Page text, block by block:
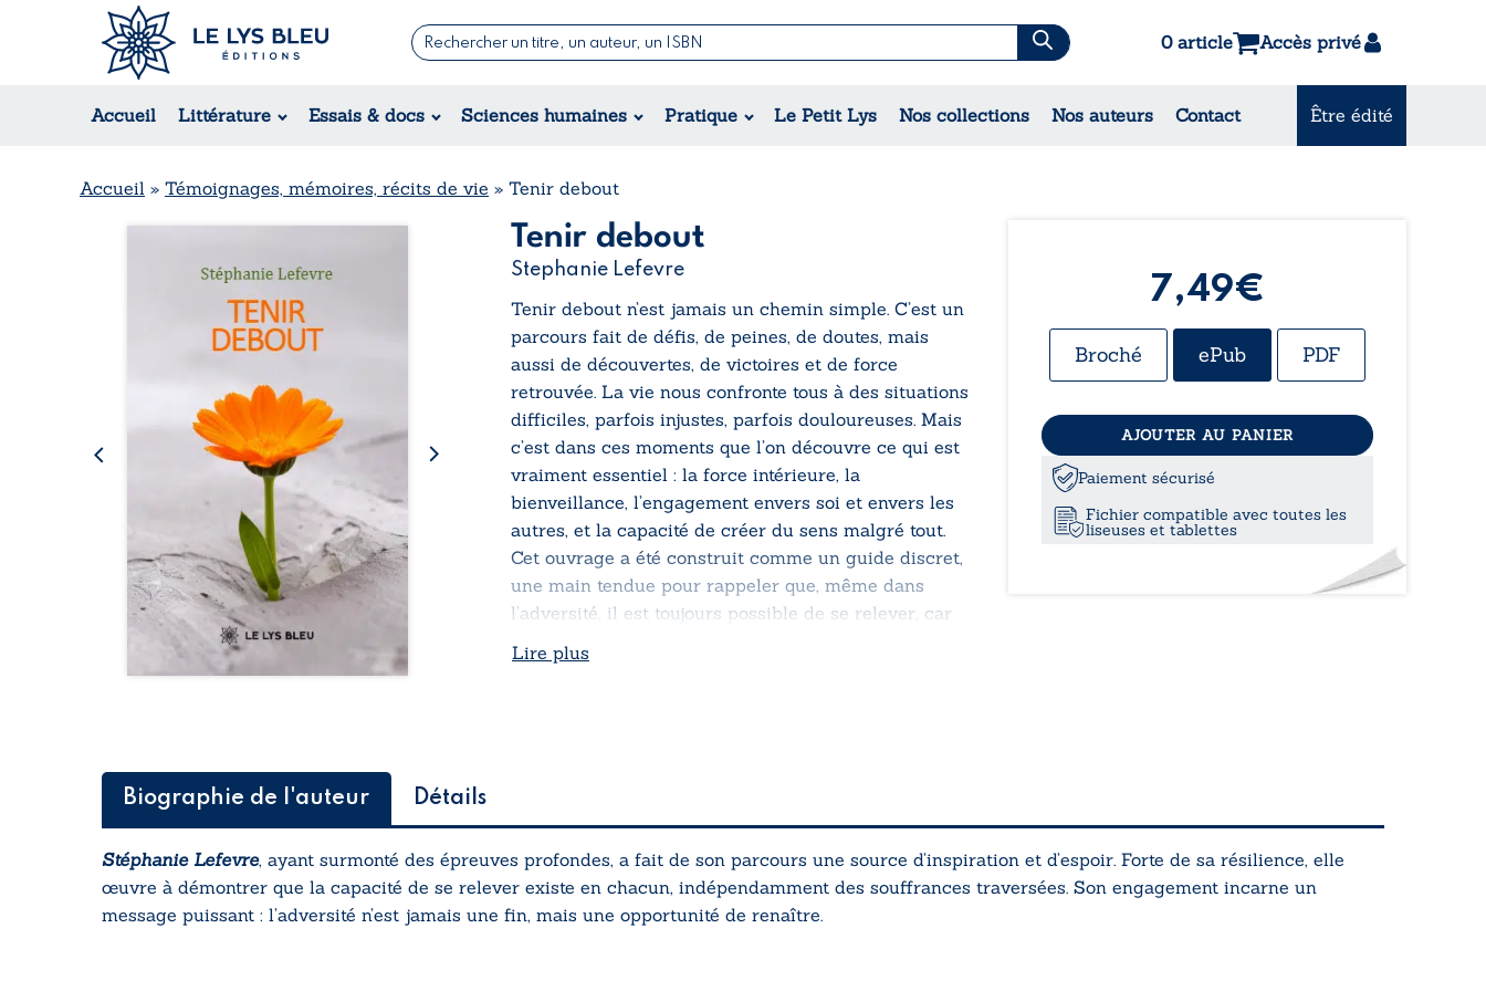
0 article Accès privé
Accueil Littérature Essais & docs Sciences humaines Pratique Le Petit Lys Nos collections Nos auteurs Contact Être édité
Romans
Suspense / Thriller / Policier
Romance
Régional
Jeunesse
Nouvelles & Contes
Théâtre
Accueil » Témoignages, mémoires, récits de vie » Tenir debout
Tenir debout
Stephanie Lefevre
Tenir debout n’est jamais un chemin simple. C’est un
parcours fait de défis, de peines, de doutes, mais
aussi de découvertes, de victoires et de force
retrouvée. La vie nous confronte tous à des situations
difficiles, parfois injustes, parfois douloureuses. Mais
c’est dans ces moments que l’on découvre ce qui est
vraiment essentiel : la force intérieure, la
bienveillance, l’engagement envers soi et envers les
autres, et la capacité de créer du sens malgré tout.
Cet ouvrage a été construit comme un guide discret,
une main tendue pour rappeler que, même dans
l’adversité, il est toujours possible de se relever, car
avancer avec courage, apprendre de chaque
Lire plus
7,49€
Broché ePub PDF
AJOUTER AU PANIER
Paiement sécurisé
Fichier compatible avec toutes les
liseuses et tablettes
Biographie de l'auteur Détails
Stéphanie Lefevre, ayant surmonté des épreuves profondes, a fait de son parcours une source d’inspiration et d’espoir. Forte de sa résilience, elle
œuvre à démontrer que la capacité de se relever existe en chacun, indépendamment des souffrances traversées. Son engagement incarne un
message puissant : l’adversité n’est jamais une fin, mais une opportunité de renaître.